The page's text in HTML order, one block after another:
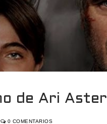
de Ari Aster
0 COMENTARIOS